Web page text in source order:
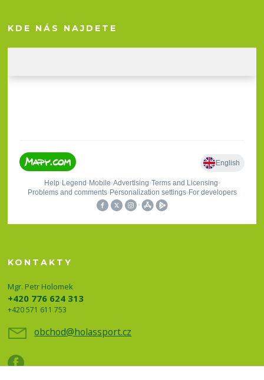
KDE NÁS NAJDETE
KONTAKTY
Mgr. Petr Holomek
+420 776 624 313
+420 571 611 753
obchod@holassport.cz